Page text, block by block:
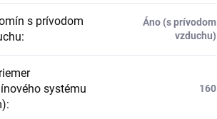
s prívodom
:
Áno (s prívodom
vzduchu)
systému
:
160